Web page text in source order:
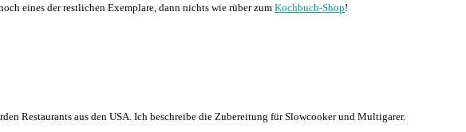
eines der restlichen Exemplare, dann nichts wie rüber zum Kochbuch-Shop!
Restaurants aus den USA. Ich beschreibe die Zubereitung für Slowcooker und Multigarer.